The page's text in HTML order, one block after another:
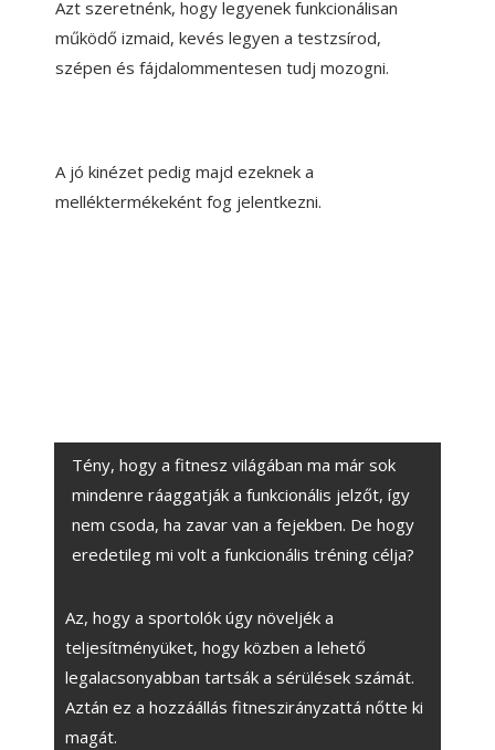
Azt szeretnénk, hogy legyenek funkcionálisan
működő izmaid, kevés legyen a testzsírod,
szépen és fájdalommentesen tudj mozogni.
A jó kinézet pedig majd ezeknek a
melléktermékeként fog jelentkezni.
Tény, hogy a fitnesz világában ma már sok
mindenre ráaggatják a funkcionális jelzőt, így
nem csoda, ha zavar van a fejekben. De hogy
eredetileg mi volt a funkcionális tréning célja?
Az, hogy a sportolók úgy növeljék a
teljesítményüket, hogy közben a lehető
legalacsonyabban tartsák a sérülések számát.
Aztán ez a hozzáállás fitneszirányzattá nőtte ki
magát.